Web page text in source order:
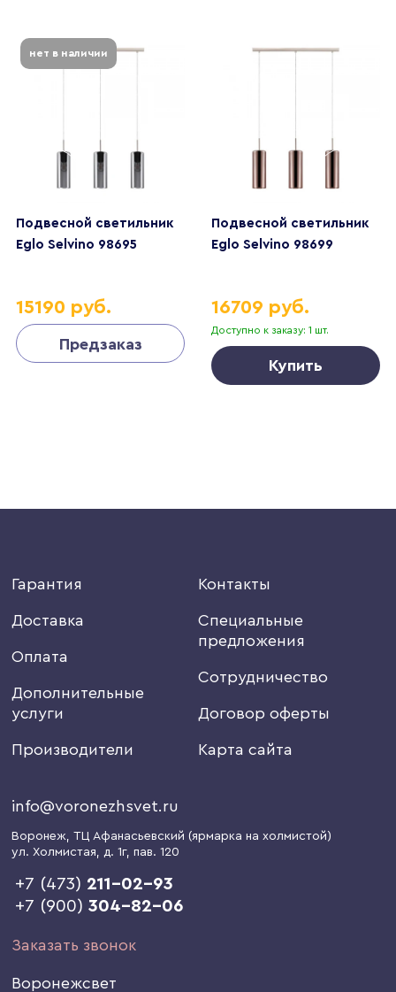
Подвесной светильник
Eglo Selvino 98695
нет в наличии
15190 руб.
Предзаказ
Подвесной светильник
Eglo Selvino 98699
Доступно к заказу: 1 шт.
16709 руб.
Купить
Гарантия
Доставка
Оплата
Дополнительные
услуги
Производители
Контакты
Специальные
предложения
Сотрудничество
Договор оферты
Карта сайта
info@voronezhsvet.ru
Воронеж, ТЦ Афанасьевский (ярмарка на холмистой)
ул. Холмистая, д. 1г, пав. 120
+7 (473) 211-02-93
+7 (900)304-82-06
Заказать звонок
Воронежсвет